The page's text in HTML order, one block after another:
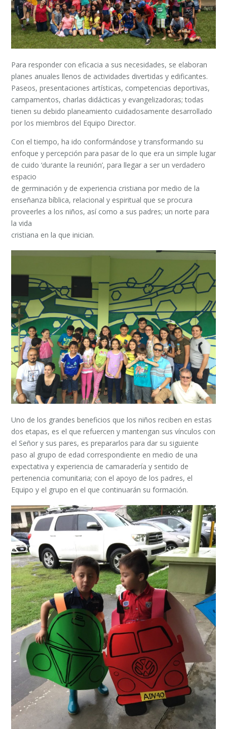
Para responder con eficacia a sus necesidades, se elaboran
planes anuales llenos de actividades divertidas y edificantes.
Paseos, presentaciones artísticas, competencias deportivas,
campamentos, charlas didácticas y evangelizadoras; todas
tienen su debido planeamiento cuidadosamente desarrollado
por los miembros del Equipo Director.
Con el tiempo, ha ido conformándose y transformando su
enfoque y percepción para pasar de lo que era un simple lugar
de cuido ‘durante la reunión’, para llegar a ser un verdadero
espacio
de germinación y de experiencia cristiana por medio de la
enseñanza bíblica, relacional y espiritual que se procura
proveerles a los niños, así como a sus padres; un norte para
la vida
cristiana en la que inician.
Uno de los grandes beneficios que los niños reciben en estas
dos etapas, es el que refuercen y mantengan sus vínculos con
el Señor y sus pares, es prepararlos para dar su siguiente
paso al grupo de edad correspondiente en medio de una
expectativa y experiencia de camaradería y sentido de
pertenencia comunitaria; con el apoyo de los padres, el
Equipo y el grupo en el que continuarán su formación.